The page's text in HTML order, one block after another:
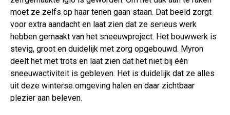
moet ze zelfs op haar tenen gaan staan. Dat beeld zorgt
voor extra aandacht en laat zien dat ze serieus werk
hebben gemaakt van het sneeuwproject. Het bouwwerk is
stevig, groot en duidelijk met zorg opgebouwd. Myron
deelt het met trots en laat zien dat het niet bij één
sneeuwactiviteit is gebleven. Het is duidelijk dat ze alles
uit deze winterse omgeving halen en daar zichtbaar
plezier aan beleven.